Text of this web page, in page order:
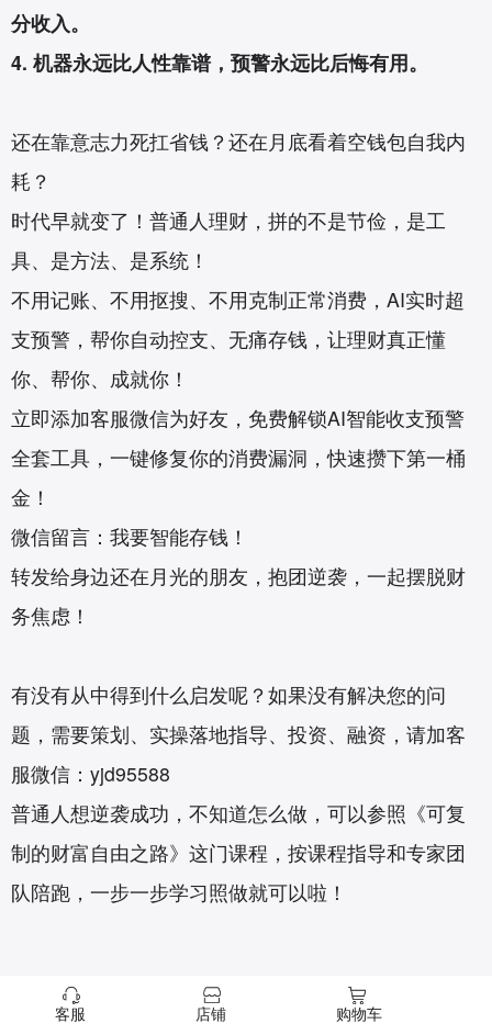
分收入。
4. 机器永远比人性靠谱，预警永远比后悔有用。
还在靠意志力死扛省钱？还在月底看着空钱包自我内
耗？
时代早就变了！普通人理财，拼的不是节俭，是工
具、是方法、是系统！
不用记账、不用抠搜、不用克制正常消费，AI实时超
支预警，帮你自动控支、无痛存钱，让理财真正懂
你、帮你、成就你！
立即添加客服微信为好友，免费解锁AI智能收支预警
全套工具，一键修复你的消费漏洞，快速攒下第一桶
金！
微信留言：我要智能存钱！
转发给身边还在月光的朋友，抱团逆袭，一起摆脱财
务焦虑！
有没有从中得到什么启发呢？如果没有解决您的问
题，需要策划、实操落地指导、投资、融资，请加客
服微信：yjd95588
普通人想逆袭成功，不知道怎么做，可以参照《可复
制的财富自由之路》这门课程，按课程指导和专家团
队陪跑，一步一步学习照做就可以啦！
客服 店铺 购物车